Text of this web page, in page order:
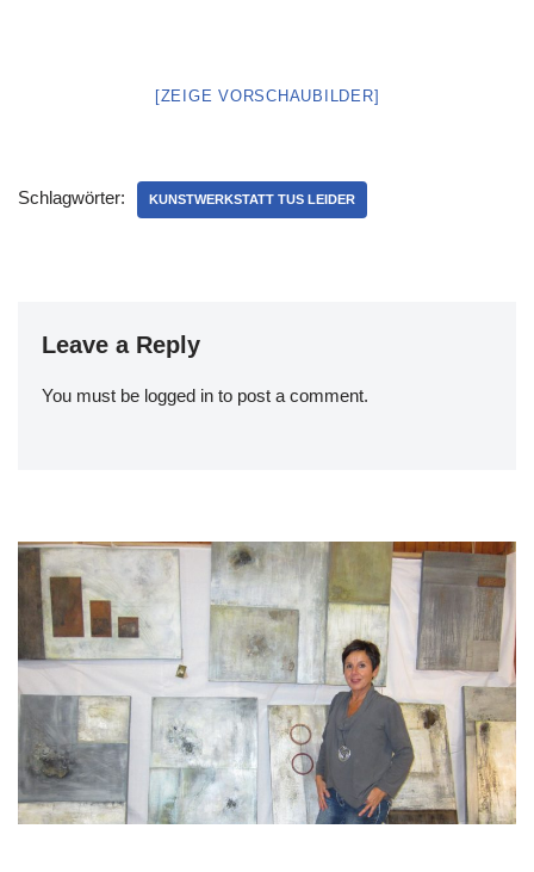
[ZEIGE VORSCHAUBILDER]
Schlagwörter: KUNSTWERKSTATT TUS LEIDER
Leave a Reply
You must be logged in to post a comment.